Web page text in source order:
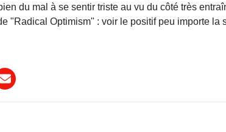
du mal à se sentir triste au vu du côté très
"Radical Optimism" : voir le positif peu importe la